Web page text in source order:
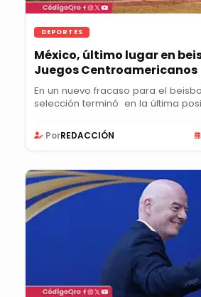
DEPORTES
México, último lugar en
Juegos Centroamericanos
En un nuevo fracaso para el
selección terminó en la última
PorREDACCIÓN